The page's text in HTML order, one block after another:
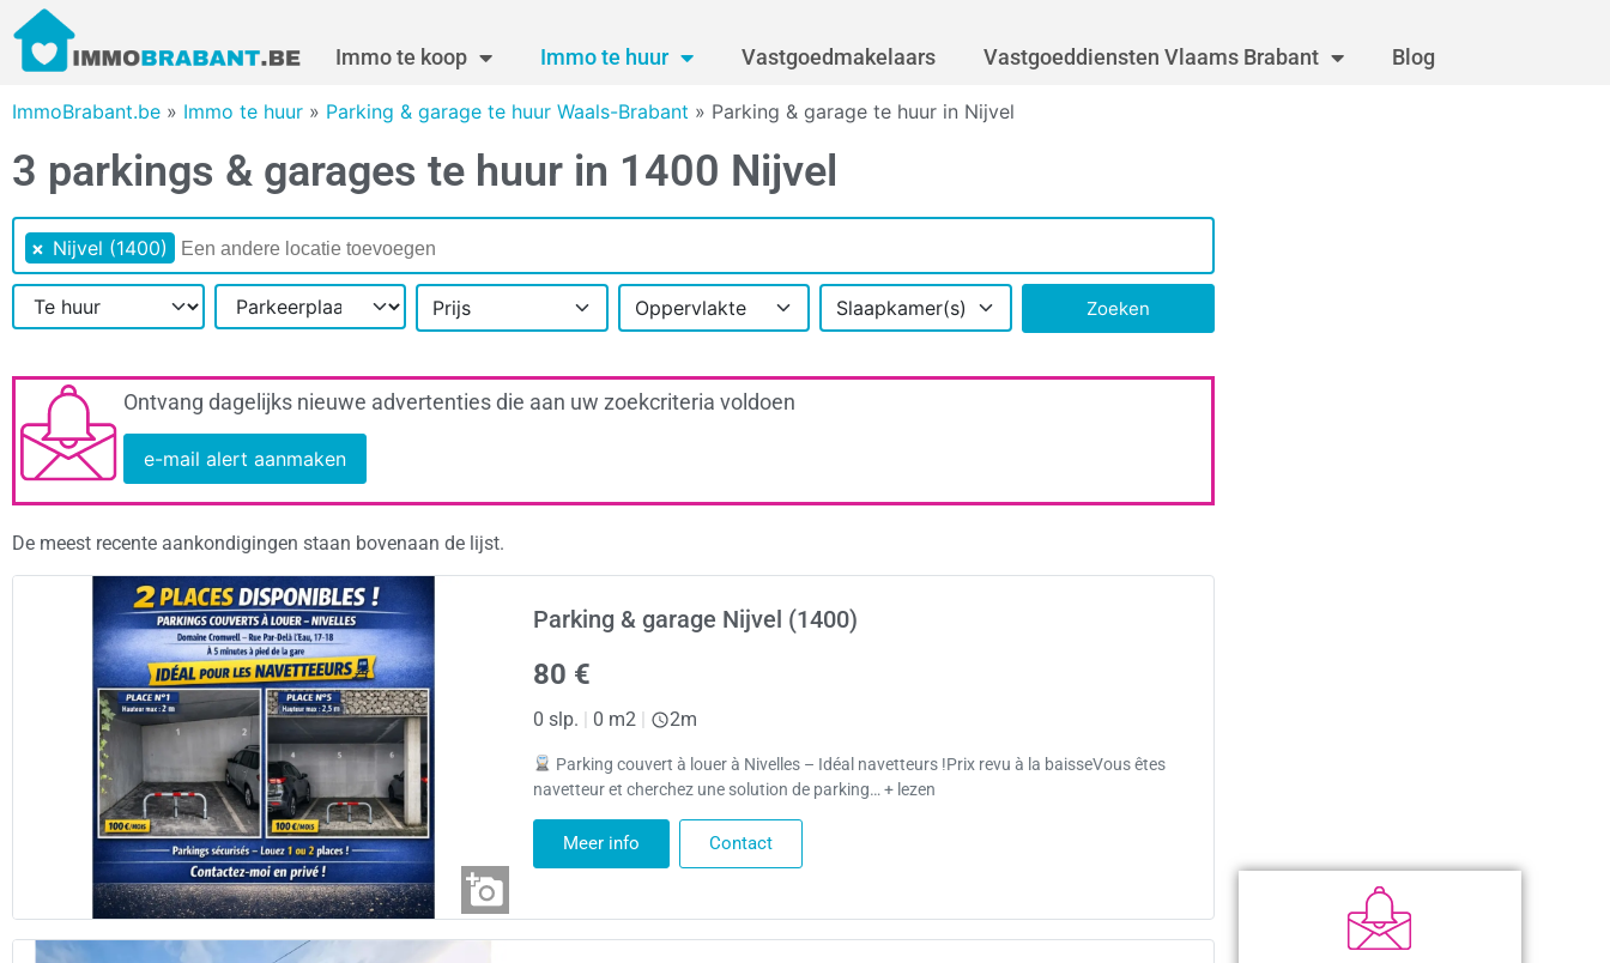
Immo te koop Immo te huur Vastgoedmakelaars Vastgoeddiensten Vlaams Brabant Blog
ImmoBrabant.be » Immo te huur » Parking & garage te huur Waals-Brabant » Parking & garage te huur in Nijvel
3 parkings & garages te huur in 1400 Nijvel
× Nijvel (1400)
Prijs Oppervlakte Slaapkamer(s) Zoeken
Ontvang dagelijks nieuwe advertenties die aan uw zoekcriteria voldoen
e-mail alert aanmaken
De meest recente aankondigingen staan bovenaan de lijst.
Parking & garage Nijvel (1400)
80 €
0 slp. 0 m2 2m
Parking couvert à louer à Nivelles – Idéal navetteurs !Prix revu à la baisseVous êtes
navetteur et cherchez une solution de parking… + lezen
Meer info Contact